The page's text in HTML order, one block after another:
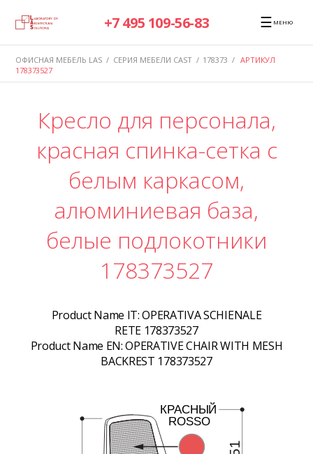
+7 495 109-56-83 ☰ МЕНЮ
ОФИСНАЯ МЕБЕЛЬ LAS / СЕРИЯ МЕБЕЛИ CAST / 178373 / АРТИКУЛ
178373527
Кресло для персонала,
красная спинка-сетка с
белым каркасом,
алюминиевая база,
белые подлокотники
178373527
Product Name IT:OPERATIVA SCHIENALE
RETE 178373527
Product Name EN:OPERATIVE CHAIR WITH MESH
BACKREST 178373527